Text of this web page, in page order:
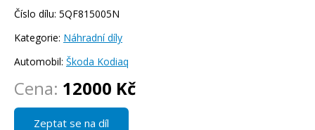
Číslo dílu: 5QF815005N
Kategorie: Náhradní díly
Automobil: Škoda Kodiaq
Cena: 12000 Kč
Zeptat se na díl